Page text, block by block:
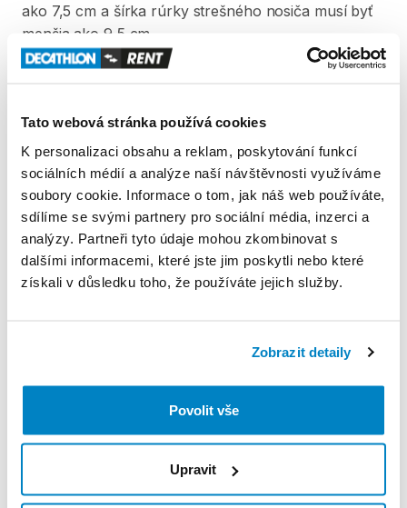
Tato webová stránka používá cookies
K personalizaci obsahu a reklam, poskytování funkcí
sociálních médií a analýze naší návštěvnosti využíváme
soubory cookie. Informace o tom, jak náš web používáte,
sdílíme se svými partnery pro sociální média, inzerci a
analýzy. Partneři tyto údaje mohou zkombinovat s
dalšími informacemi, které jste jim poskytli nebo které
získali v důsledku toho, že používáte jejich služby.
Zobrazit detaily
Povolit vše
Upravit
ako 7​,​5 cm a šírka rúrky strešného nosiča musí byť
menšia ako 9 5 cm.
(pozri schémy na fotografiách)
Skontrolujte utiahnutie tyčí vášho strešného nosiča
stanu pri každom použití.
V tomto strešnom stane zažiješ nezabudnuteľné
s celou rodinou!
- Má strešné okno zabudované v streche na
- Vďaka matracu s hrúbkou 6 cm a látkou
poskytne pohodlie